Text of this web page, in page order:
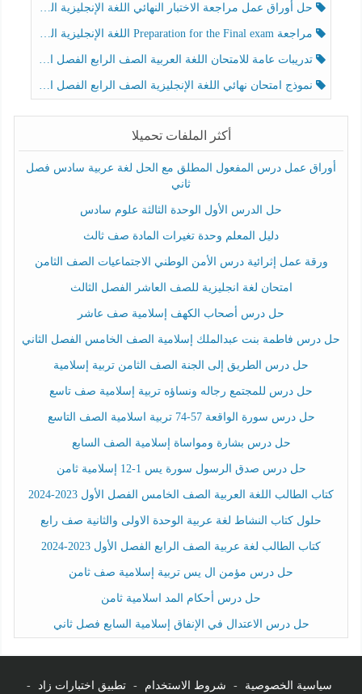
حل أوراق عمل مراجعة الاختبار النهائي اللغة الإنجليزية الصف الرابع الفصل الثالث
مراجعة Preparation for the Final exam اللغة الإنجليزية الصف الرابع الفصل الثالث
تدريبات عامة للامتحان اللغة العربية الصف الرابع الفصل الثالث
نموذج امتحان نهائي اللغة الإنجليزية الصف الرابع الفصل الثالث
أكثر الملفات تحميلا
أوراق عمل درس المفعول المطلق مع الحل لغة عربية سادس فصل
ثاني
حل الدرس الأول الوحدة الثالثة علوم سادس
دليل المعلم وحدة تغيرات المادة صف ثالث
ورقة عمل إثرائية درس الأمن الوطني الاجتماعيات الصف الثامن
امتحان لغة انجليزية للصف العاشر الفصل الثالث
حل درس أصحاب الكهف إسلامية صف عاشر
حل درس فاطمة بنت عبدالملك إسلامية الصف الخامس الفصل الثاني
حل درس الطريق إلى الجنة الصف الثامن تربية إسلامية
حل درس للمجتمع رجاله ونساؤه تربية إسلامية صف تاسع
حل درس سورة الواقعة 57-74 تربية اسلامية الصف التاسع
حل درس بشارة ومواساة إسلامية الصف السابع
حل درس صدق الرسول سورة يس 1-12 إسلامية ثامن
كتاب الطالب اللغة العربية الصف الخامس الفصل الأول 2023-2024
حلول كتاب النشاط لغة عربية الوحدة الاولى والثانية صف رابع
كتاب الطالب لغة عربية الصف الرابع الفصل الأول 2023-2024
حل درس مؤمن ال يس تربية إسلامية صف ثامن
حل درس أحكام المد اسلامية ثامن
حل درس الاعتدال في الإنفاق إسلامية السابع فصل ثاني
سياسية الخصوصية - شروط الاستخدام - تطبيق اختبارات زاد -